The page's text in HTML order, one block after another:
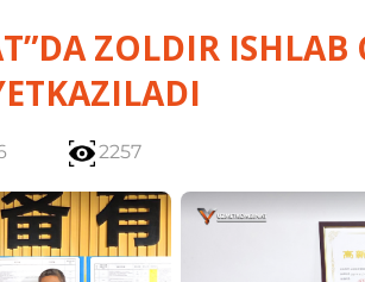
ZOLDIR
2257